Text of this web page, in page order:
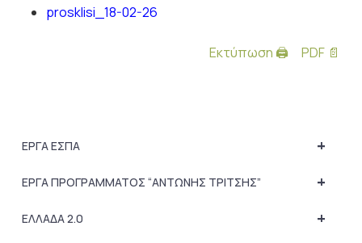
prosklisi_18-02-26
Εκτύπωση 🖨 PDF 📄
+
ΕΡΓΑ ΕΣΠΑ
+
ΕΡΓΑ ΠΡΟΓΡΑΜΜΑΤΟΣ “ΑΝΤΩΝΗΣ ΤΡΙΤΣΗΣ”
+
ΕΛΛΑΔΑ 2.0